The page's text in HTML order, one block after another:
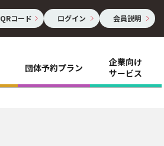
QRコード ログイン 会員説明
団体予約プラン
企業向け
サービス